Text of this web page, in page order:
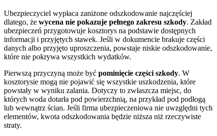
Ubezpieczyciel wypłaca zaniżone odszkodowanie najczęściej
dlatego, że wycena nie pokazuje pełnego zakresu szkody. Zakład
ubezpieczeń przygotowuje kosztorys na podstawie dostępnych
informacji i przyjętych stawek. Jeśli w dokumencie brakuje części
danych albo przyjęto uproszczenia, powstaje niskie odszkodowanie,
które nie pokrywa wszystkich wydatków.
Pierwszą przyczyną może być pominięcie części szkody. W
kosztorysie mogą nie pojawić się wszystkie uszkodzenia, które
powstały w wyniku zalania. Dotyczy to zwłaszcza miejsc, do
których woda dotarła pod powierzchnią, na przykład pod podłogą
lub wewnątrz ścian. Jeśli firma ubezpieczeniowa nie uwzględni tych
elementów, kwota odszkodowania będzie niższa niż rzeczywiste
straty.